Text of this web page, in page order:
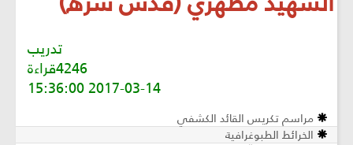
تدريب
4246قراءة
2017-03-14 15:36:00
مراسم تكريس القائد الكشفي
الخرائط الطبوغرافية